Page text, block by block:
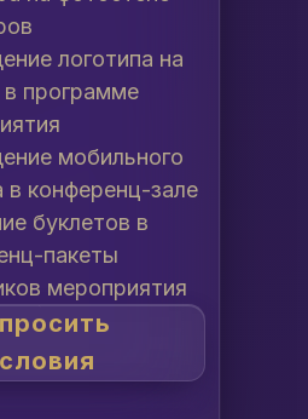
логотипа на
в программе
мобильного
в конференц-зале
буклетов в
пакеты
мероприятия